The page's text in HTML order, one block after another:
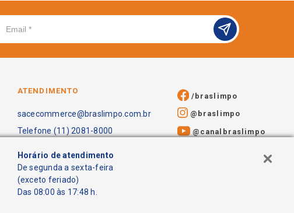
ATENDIMENTO
sacecommerce@braslimpo.com.br
Telefone (11) 2081-8000
Horário de atendimento
De segunda a sexta-feira
(exceto feriado)
Das 08:00 às 17:48 h.
/braslimpo
@braslimpo
@canalbraslimpo​